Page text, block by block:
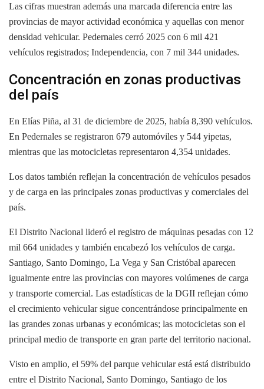
Las cifras muestran además una marcada diferencia entre las
provincias de mayor actividad económica y aquellas con menor
densidad vehicular. Pedernales cerró 2025 con 6 mil 421
vehículos registrados; Independencia, con 7 mil 344 unidades.
Concentración en zonas productivas
del país
En Elías Piña, al 31 de diciembre de 2025, había 8,390 vehículos.
En Pedernales se registraron 679 automóviles y 544 yipetas,
mientras que las motocicletas representaron 4,354 unidades.
Los datos también reflejan la concentración de vehículos pesados
y de carga en las principales zonas productivas y comerciales del
país.
El Distrito Nacional lideró el registro de máquinas pesadas con 12
mil 664 unidades y también encabezó los vehículos de carga.
Santiago, Santo Domingo, La Vega y San Cristóbal aparecen
igualmente entre las provincias con mayores volúmenes de carga
y transporte comercial. Las estadísticas de la DGII reflejan cómo
el crecimiento vehicular sigue concentrándose principalmente en
las grandes zonas urbanas y económicas; las motocicletas son el
principal medio de transporte en gran parte del territorio nacional.
Visto en amplio, el 59% del parque vehicular está está distribuido
entre el Distrito Nacional, Santo Domingo, Santiago de los